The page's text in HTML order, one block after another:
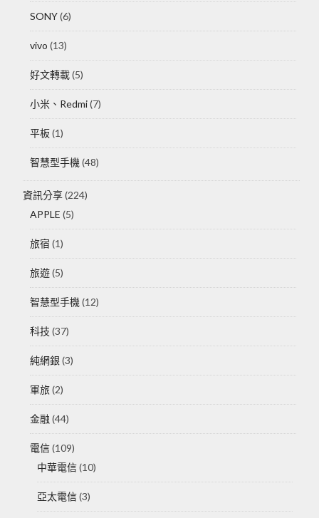
SONY(6)
vivo (13)
好文轉載(5)
小米、Redmi(7)
平板(1)
智慧型手機 (48)
資訊分享(224)
APPLE (5)
旅宿 (1)
旅遊(5)
智慧型手機 (12)
科技 (37)
純網銀 (3)
軍旅(2)
金融 (44)
電信(109)
中華電信(10)
亞太電信(3)